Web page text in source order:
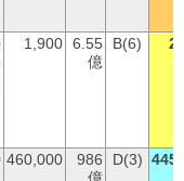
1,900 6.55
億
B(6)
460,000
986
D(3)